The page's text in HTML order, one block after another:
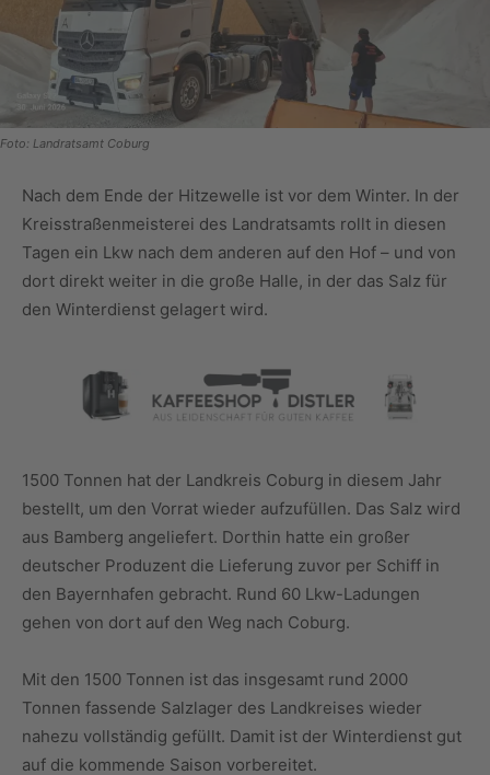
Foto: Landratsamt Coburg
Nach dem Ende der Hitzewelle ist vor dem Winter. In der
Kreisstraßenmeisterei des Landratsamts rollt in diesen
Tagen ein Lkw nach dem anderen auf den Hof – und von
dort direkt weiter in die große Halle, in der das Salz für
den Winterdienst gelagert wird.
1500 Tonnen hat der Landkreis Coburg in diesem Jahr
bestellt, um den Vorrat wieder aufzufüllen. Das Salz wird
aus Bamberg angeliefert. Dorthin hatte ein großer
deutscher Produzent die Lieferung zuvor per Schiff in
den Bayernhafen gebracht. Rund 60 Lkw-Ladungen
gehen von dort auf den Weg nach Coburg.
Mit den 1500 Tonnen ist das insgesamt rund 2000
Tonnen fassende Salzlager des Landkreises wieder
nahezu vollständig gefüllt. Damit ist der Winterdienst gut
auf die kommende Saison vorbereitet.